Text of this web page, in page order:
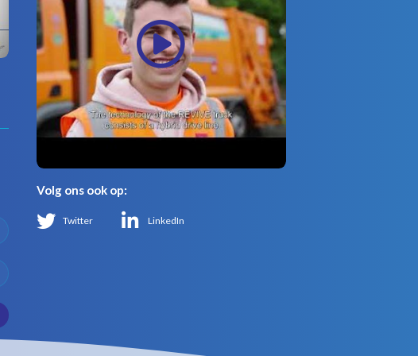
Volg ons ook op:
Twitter LinkedIn